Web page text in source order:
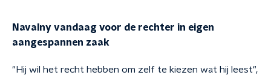
Navalny vandaag voor de rechter in eigen
aangespannen zaak
"Hij wil het recht hebben om zelf te kiezen wat hij leest",